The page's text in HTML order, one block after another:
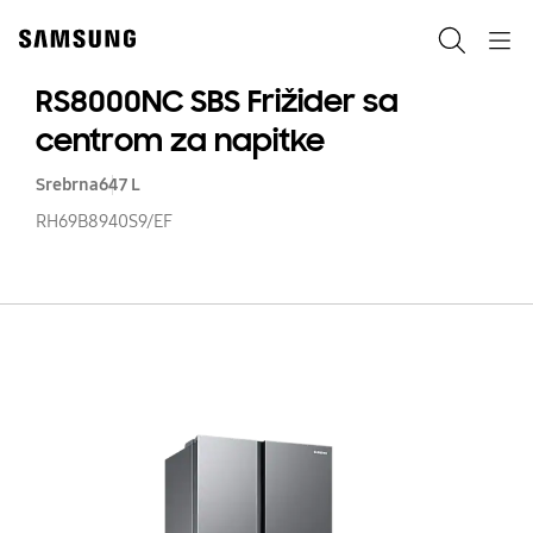
content
RS8000NC SBS Frižider sa
centrom za napitke
Srebrna647 L
RH69B8940S9/EF